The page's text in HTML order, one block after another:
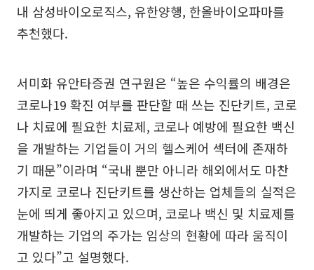
내 삼성바이오로직스, 유한양행, 한올바이오파마를
추천했다.
서미화 유안타증권 연구원은 “높은 수익률의 배경은
코로나19 확진 여부를 판단할 때 쓰는 진단키트, 코로
나 치료에 필요한 치료제, 코로나 예방에 필요한 백신
을 개발하는 기업들이 거의 헬스케어 섹터에 존재하
기 때문”이라며 “국내 뿐만 아니라 해외에서도 마찬
가지로 코로나 진단키트를 생산하는 업체들의 실적은
눈에 띄게 좋아지고 있으며, 코로나 백신 및 치료제를
개발하는 기업의 주가는 임상의 현황에 따라 움직이
고 있다”고 설명했다.